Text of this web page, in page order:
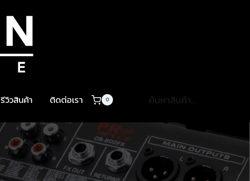
รีวิวสินค้า ติดต่อเรา 0